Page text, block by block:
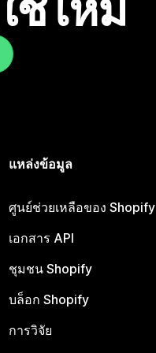
แหล่งข้อมูล
ศูนย์ช่วยเหลือของ Shopify
เอกสาร API
ชุมชน Shopify
บล็อก Shopify
การวิจัย